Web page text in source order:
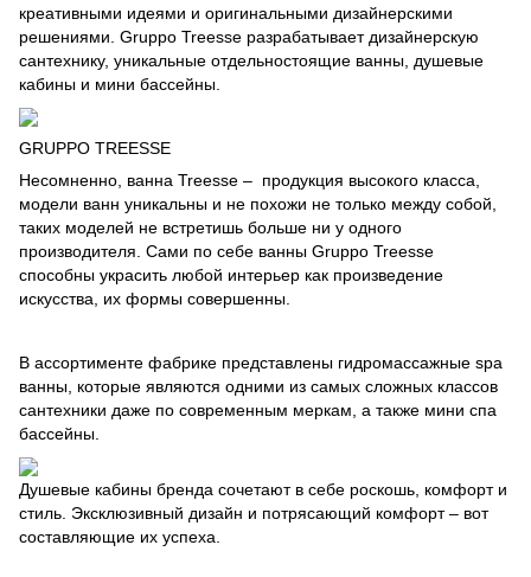
креативными идеями и оригинальными дизайнерскими
решениями. Gruppo Treesse разрабатывает дизайнерскую
сантехнику, уникальные отдельностоящие ванны, душевые
кабины и мини бассейны.
GRUPPO TREESSE
Несомненно, ванна Treesse – продукция высокого класса,
модели ванн уникальны и не похожи не только между собой,
таких моделей не встретишь больше ни у одного
производителя. Сами по себе ванны Gruppo Treesse
способны украсить любой интерьер как произведение
искусства, их формы совершенны.
В ассортименте фабрике представлены гидромассажные spa
ванны, которые являются одними из самых сложных классов
сантехники даже по современным меркам, а также мини спа
бассейны.
Душевые кабины бренда сочетают в себе роскошь, комфорт и
стиль. Эксклюзивный дизайн и потрясающий комфорт – вот
составляющие их успеха.